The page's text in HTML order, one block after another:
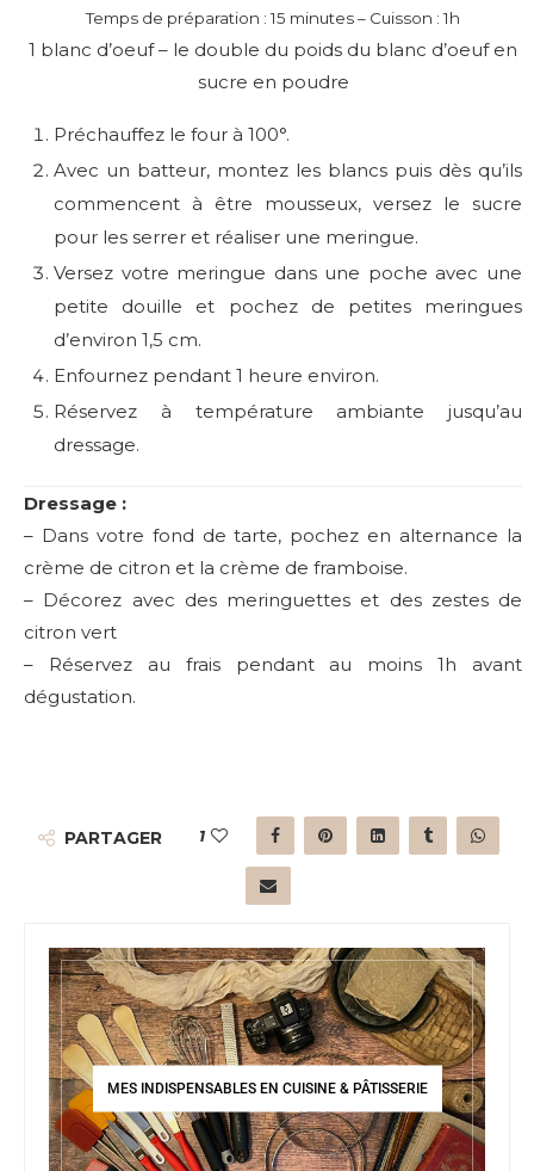
Temps de préparation : 15 minutes – Cuisson : 1h
1 blanc d’oeuf – le double du poids du blanc d’oeuf en
sucre en poudre
Préchauffez le four à 100°.
Avec un batteur, montez les blancs puis dès qu’ils
commencent à être mousseux, versez le sucre
pour les serrer et réaliser une meringue.
Versez votre meringue dans une poche avec une
petite douille et pochez de petites meringues
d’environ 1,5 cm.
Enfournez pendant 1 heure environ.
Réservez à température ambiante jusqu’au
dressage.
Dressage :
– Dans votre fond de tarte, pochez en alternance la
crème de citron et la crème de framboise.
– Décorez avec des meringuettes et des zestes de
citron vert
– Réservez au frais pendant au moins 1h avant
dégustation.
PARTAGER 1
MES INDISPENSABLES EN CUISINE & PÂTISSERIE